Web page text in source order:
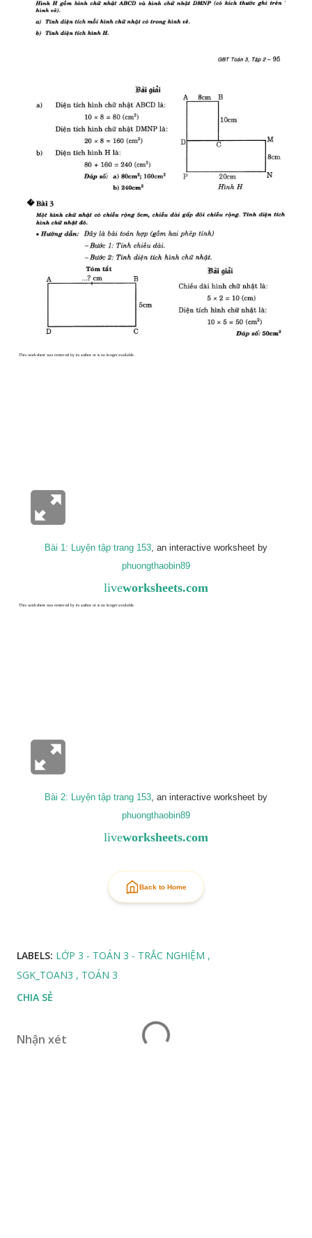
Bài 1: Luyện tập trang 153 , an interactive worksheet by
phuongthaobin89
liveworksheets.com
Bài 2: Luyện tập trang 153, an interactive worksheet by
phuongthaobin89
liveworksheets.com
Back to Home
LABELS: LỚP 3 - TOÁN 3 - TRẮC NGHIỆM
SGK_TOAN3
TOÁN 3
CHIA SẺ
Nhận xét